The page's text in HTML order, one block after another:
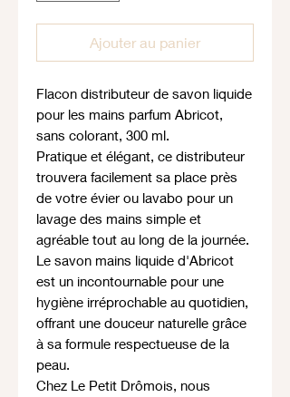
Ajouter au panier
Flacon distributeur de savon liquide
pour les mains parfum Abricot,
sans colorant, 300 ml.
Pratique et élégant, ce distributeur
trouvera facilement sa place près
de votre évier ou lavabo pour un
lavage des mains simple et
agréable tout au long de la journée.
Le savon mains liquide d'Abricot
est un incontournable pour une
hygiène irréprochable au quotidien,
offrant une douceur naturelle grâce
à sa formule respectueuse de la
peau.
Chez Le Petit Drômois, nous